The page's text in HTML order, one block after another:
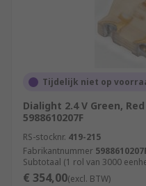
Tijdelijk niet op
Dialight 2.4 V Green,
5988610207F
RS-stocknr. 419-215
Fabrikantnummer
Subtotaal (1 rol van 3000
€ 354,00(excl. BTW)